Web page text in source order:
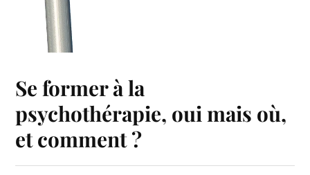
Se former à la
psychothérapie, oui mais où,
et comment ?